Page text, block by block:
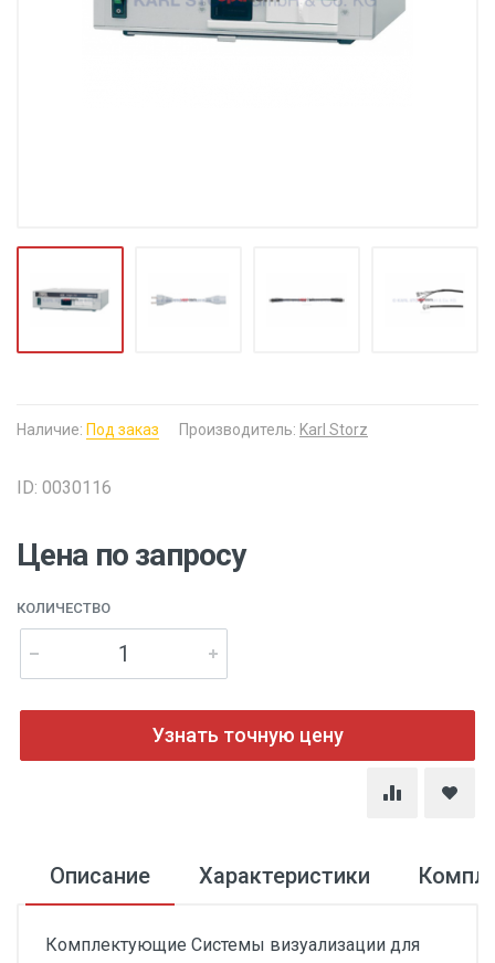
Наличие: Под заказ Производитель: Karl Storz
ID: 0030116
Цена по запросу
КОЛИЧЕСТВО
Узнать точную цену
Описание Характеристики
Комплектующие Системы визуализации для